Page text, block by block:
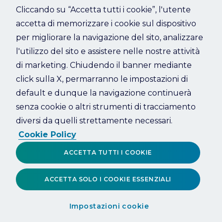
Refresh
Cliccando su “Accetta tutti i cookie”, l'utente
accetta di memorizzare i cookie sul dispositivo
per migliorare la navigazione del sito, analizzare
l'utilizzo del sito e assistere nelle nostre attività
di marketing. Chiudendo il banner mediante
click sulla X, permarranno le impostazioni di
default e dunque la navigazione continuerà
senza cookie o altri strumenti di tracciamento
diversi da quelli strettamente necessari.
Cookie Policy
Impostazioni cookie
ACCETTA SOLO I COOKIE ESSENZIALI
ACCETTA TUTTI I COOKIE